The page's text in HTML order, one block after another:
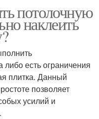
потолочную
наклеить
есть ограничения
плитка. Данный
позволяет
усилий и